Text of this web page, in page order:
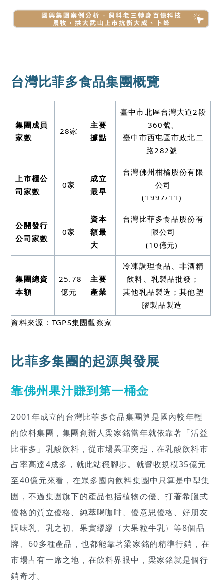
台灣比菲多食品集團概覽
集團成員
家數
28家
主要
據點
臺中市北區台灣大道2段
360號、
臺中市西屯區市政北二
路282號
上市櫃公
司家數
0家
成立
最早
台灣佛州柑橘股份有限
公司
(1997/11)
公開發行
公司家數
0家
資本
額最
大
台灣比菲多食品股份有
限公司
(10億元)
集團總資
本額
25.78
億元
主要
產業
冷凍調理食品、非酒精
飲料、乳製品批發；
其他乳品製造；其他塑
膠製品製造
資料來源：TGPS集團觀察家
比菲多集團的起源與發展
靠佛州果汁賺到第一桶金
2001年成立的台灣比菲多食品集團算是國內較年輕
的飲料集團，集團創辦人梁家銘當年就依靠著「活益
比菲多」乳酸飲料，從市場異軍突起，在乳酸飲料市
占率高達4成多，就此站穩腳步。就營收規模35億元
至40億元來看，在眾多國內飲料集團中只算是中型集
團，不過集團旗下的產品包括植物の優、打著希臘式
優格的質立優格、純萃喝咖啡、優意思優格、好朋友
調味乳、乳之初、果實繆繆（大果粒牛乳）等8個品
牌、60多種產品，也都能靠著梁家銘的精準行銷，在
市場占有一席之地，在飲料界眼中，梁家銘就是個行
銷奇才。